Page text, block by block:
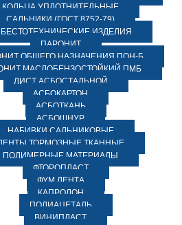
КОЛЬЦА УПЛОТНИТЕЛЬНЫЕ
САЛЬНИКИ (ГОСТ 8752-79)
ИЗДЕЛИЯ
ПАРОНИТ
ОБЩЕГО НАЗНАЧЕНИЯ ПОН-Б
МАСЛОБЕНЗОСТОЙКИЙ ПМБ
ЛИСТ АСБОСТАЛЬНОЙ
АСБОКАРТОН
АСБОТКАНЬ
АСБОШНУР
НАБИВКИ САЛЬНИКОВЫЕ
ТОРМОЗНЫЕ ТКАННЫЕ
ПОЛИМЕРНЫЕ МАТЕРИАЛЫ
ФТОРОПЛАСТ
ФУМ ЛЕНТА
КАПРОЛОН
ПОЛИАЦЕТАЛЬ
ВИНИПЛАСТ